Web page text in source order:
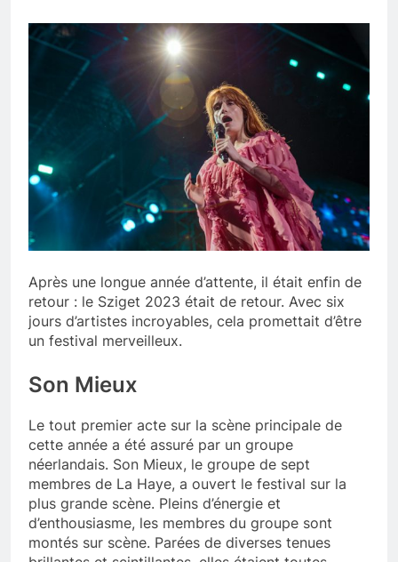
Après une longue année d’attente, il était enfin de
retour : le Sziget 2023 était de retour. Avec six
jours d’artistes incroyables, cela promettait d’être
un festival merveilleux.
Son Mieux
Le tout premier acte sur la scène principale de
cette année a été assuré par un groupe
néerlandais. Son Mieux, le groupe de sept
membres de La Haye, a ouvert le festival sur la
plus grande scène. Pleins d’énergie et
d’enthousiasme, les membres du groupe sont
montés sur scène. Parées de diverses tenues